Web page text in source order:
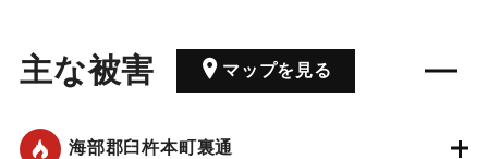
主な被害 マップを見る
海部郡臼杵本町裏通